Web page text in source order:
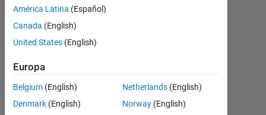
0
Following:
0
Nachricht
América Latina (Español)
Canada (English)
United States (English)
Europa
Belgium (English)
Denmark (English)
Netherlands (English)
Norway (English)